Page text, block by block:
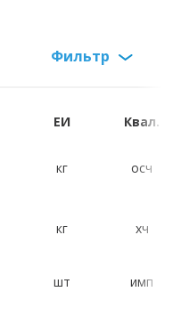
Фильтр
ЕИ
Квал.
кг осч
кг хч
шт имп